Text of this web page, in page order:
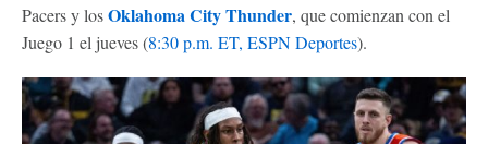
Pacers y losOklahoma City Thunder, que comienzan con el
Juego 1 el jueves (8:30 p.m. ET, ESPN Deportes).